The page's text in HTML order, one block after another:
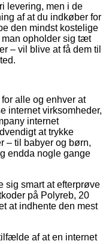
levering, men i de
af at du indkøber for
den mindst kostelige
man opholder sig tæt
– vil blive at få dem til
alle og enhver at
internet virksomheder,
internet
at trykke
– til babyer og børn,
endda nogle gange
sig smart at efterprøve
på Polyreb, 20
at indhente den mest
af at en internet